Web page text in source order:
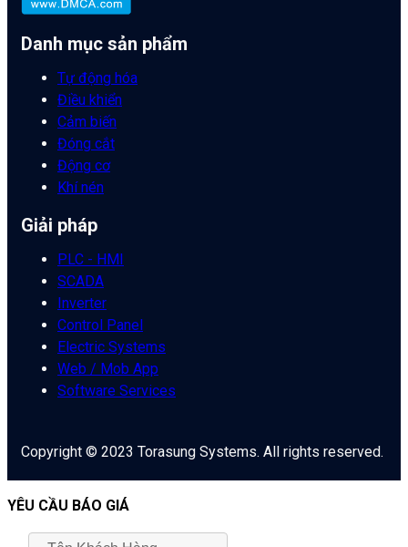
Danh mục sản phẩm
Tự động hóa
Điều khiển
Cảm biến
Đóng cắt
Động cơ
Khí nén
Giải pháp
PLC - HMI
SCADA
Inverter
Control Panel
Electric Systems
Web / Mob App
Software Services
Copyright © 2023 Torasung Systems. All rights reserved.
YÊU CẦU BÁO GIÁ